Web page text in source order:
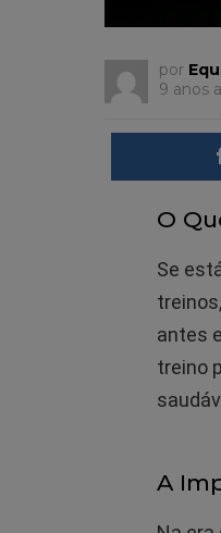
por
9 anos
O
Se
antes
treino
A